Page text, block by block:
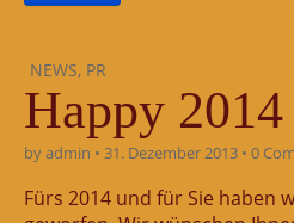
NEWS, PR
Happy 2014
byadmin • 31. Dezember 2013 • 0
Fürs 2014 und für Sie haben